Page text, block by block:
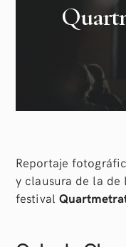
Reportaje
y clausura de la de
festival